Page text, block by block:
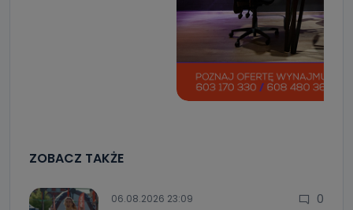
ZOBACZ TAKŻE
06.08.2026 23:09 0